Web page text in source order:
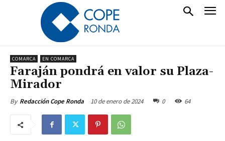
COMARCA EN COMARCA
Faraján pondrá en valor su Plaza-
Mirador
By Redacción Cope Ronda 10 de enero de 2024 0 64